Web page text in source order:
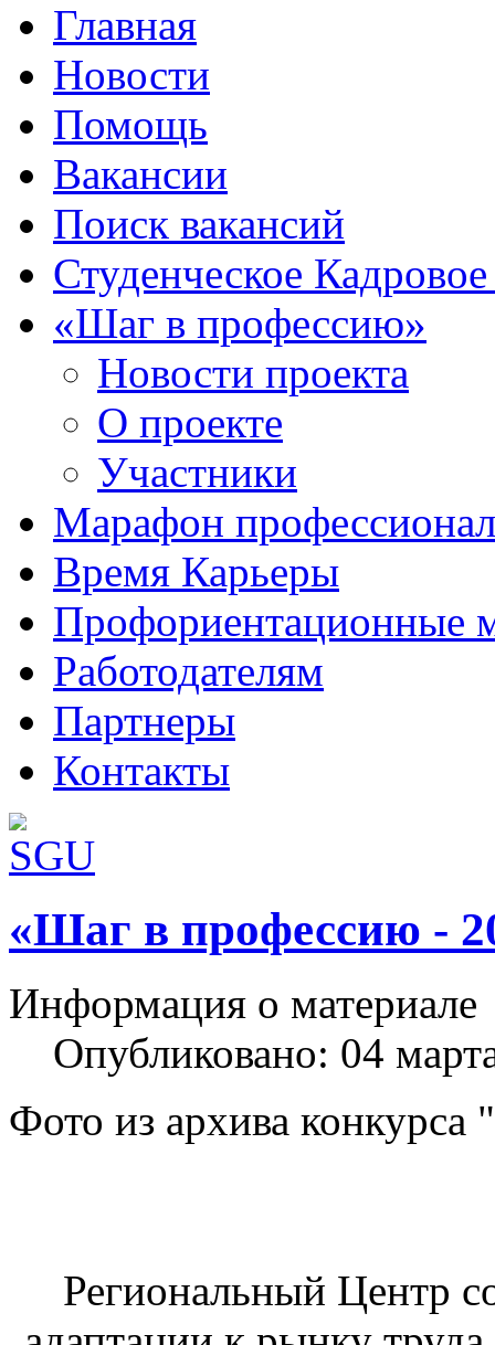
Главная
Новости
Помощь
Вакансии
Поиск вакансий
Студенческое Кадровое
«Шаг в профессию»
Новости проекта
О проекте
Участники
Марафон
Время Карьеры
Профориентационные
Работодателям
Партнеры
Контакты
Хороший сайт о Joomla 3: http://joomla3x.ru/ .Много
«Шаг в профессию -
Информация о материале
Опубликовано: 04
Фото из архива
Региональный Центр